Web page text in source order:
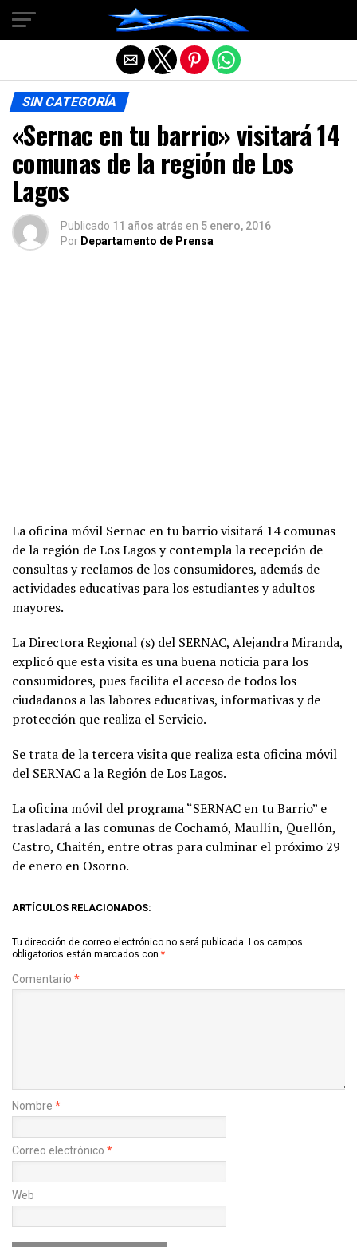
SIN CATEGORÍA
«Sernac en tu barrio» visitará 14
comunas de la región de Los
Lagos
Publicado 11 años atrás en 5 enero, 2016
Por Departamento de Prensa
La oficina móvil Sernac en tu barrio visitará 14 comunas
de la región de Los Lagos y contempla la recepción de
consultas y reclamos de los consumidores, además de
actividades educativas para los estudiantes y adultos
mayores.
La Directora Regional (s) del SERNAC, Alejandra Miranda,
explicó que esta visita es una buena noticia para los
consumidores, pues facilita el acceso de todos los
ciudadanos a las labores educativas, informativas y de
protección que realiza el Servicio.
Se trata de la tercera visita que realiza esta oficina móvil
del SERNAC a la Región de Los Lagos.
La oficina móvil del programa “SERNAC en tu Barrio” e
trasladará a las comunas de Cochamó, Maullín, Quellón,
Castro, Chaitén, entre otras para culminar el próximo 29
de enero en Osorno.
ARTÍCULOS RELACIONADOS:
Tu dirección de correo electrónico no será publicada. Los campos
obligatorios están marcados con *
Comentario *
Nombre *
Correo electrónico *
Web
Salir de la versión móvil